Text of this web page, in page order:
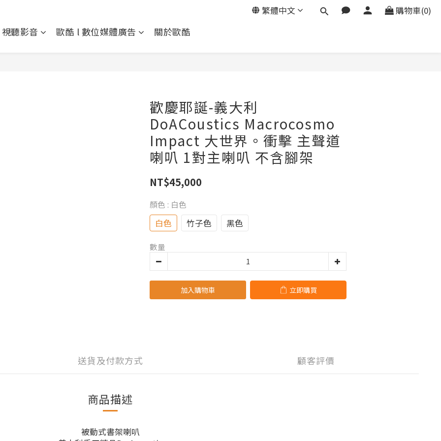
繁體中文 購物車(0)
聽影音 歐酷 l 數位媒體廣告 關於歐酷
歡慶耶誕-義大利
DoACoustics Macrocosmo
Impact 大世界。衝擊 主聲道
喇叭 1對主喇叭 不含腳架
NT$45,000
顏色 : 白色
白色 竹子色 黑色
數量
加入購物車 立即購買
送貨及付款方式 顧客評價
商品描述
被動式書架喇叭